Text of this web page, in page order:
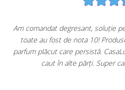
Am comandat degresant, soluție
toate au fost de nota 10!
parfum plăcut care persistă.
caut în alte părți. Super